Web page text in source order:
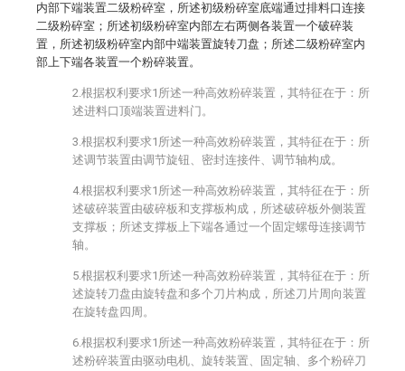
内部下端装置二级粉碎室，所述初级粉碎室底端通过排料口连接
二级粉碎室；所述初级粉碎室内部左右两侧各装置一个破碎装
置，所述初级粉碎室内部中端装置旋转刀盘；所述二级粉碎室内
部上下端各装置一个粉碎装置。
2.根据权利要求1所述一种高效粉碎装置，其特征在于：所
述进料口顶端装置进料门。
3.根据权利要求1所述一种高效粉碎装置，其特征在于：所
述调节装置由调节旋钮、密封连接件、调节轴构成。
4.根据权利要求1所述一种高效粉碎装置，其特征在于：所
述破碎装置由破碎板和支撑板构成，所述破碎板外侧装置
支撑板；所述支撑板上下端各通过一个固定螺母连接调节
轴。
5.根据权利要求1所述一种高效粉碎装置，其特征在于：所
述旋转刀盘由旋转盘和多个刀片构成，所述刀片周向装置
在旋转盘四周。
6.根据权利要求1所述一种高效粉碎装置，其特征在于：所
述粉碎装置由驱动电机、旋转装置、固定轴、多个粉碎刀